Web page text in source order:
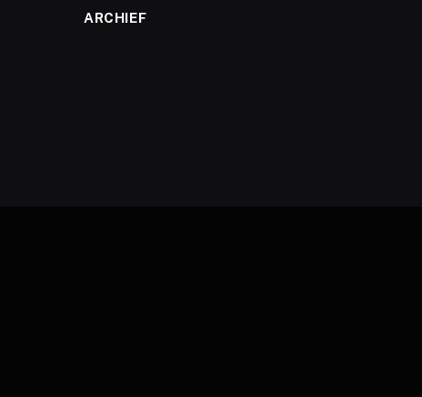
ARCHIEF